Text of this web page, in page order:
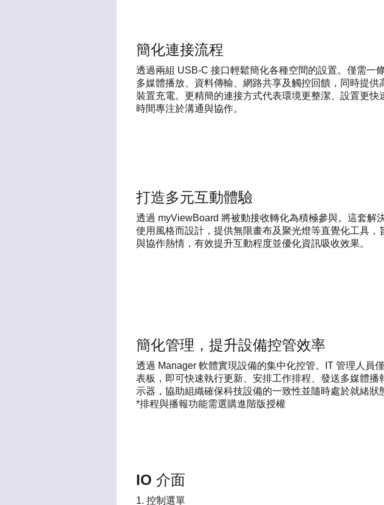
簡化連接流程
透過兩組 USB-C 接口輕鬆簡化各種空間的設置。僅需一
多媒體播放、資料傳輸、網路共享及觸控回饋，同時提供
裝置充電。更精簡的連接方式代表環境更整潔、設置更快
時間專注於溝通與協作。
打造多元互動體驗
透過 myViewBoard 將被動接收轉化為積極參與。這套解
使用風格而設計，提供無限畫布及聚光燈等直覺化工具，
與協作熱情，有效提升互動程度並優化資訊吸收效果。
簡化管理，提升設備控管效率
透過 Manager 軟體實現設備的集中化控管。IT 管理人員
表板，即可快速執行更新、安排工作排程、發送多媒體播
示器，協助組織確保科技設備的一致性並隨時處於就緒狀
​*排程與播報功能需選購進階版授權
IO 介面
控制選單